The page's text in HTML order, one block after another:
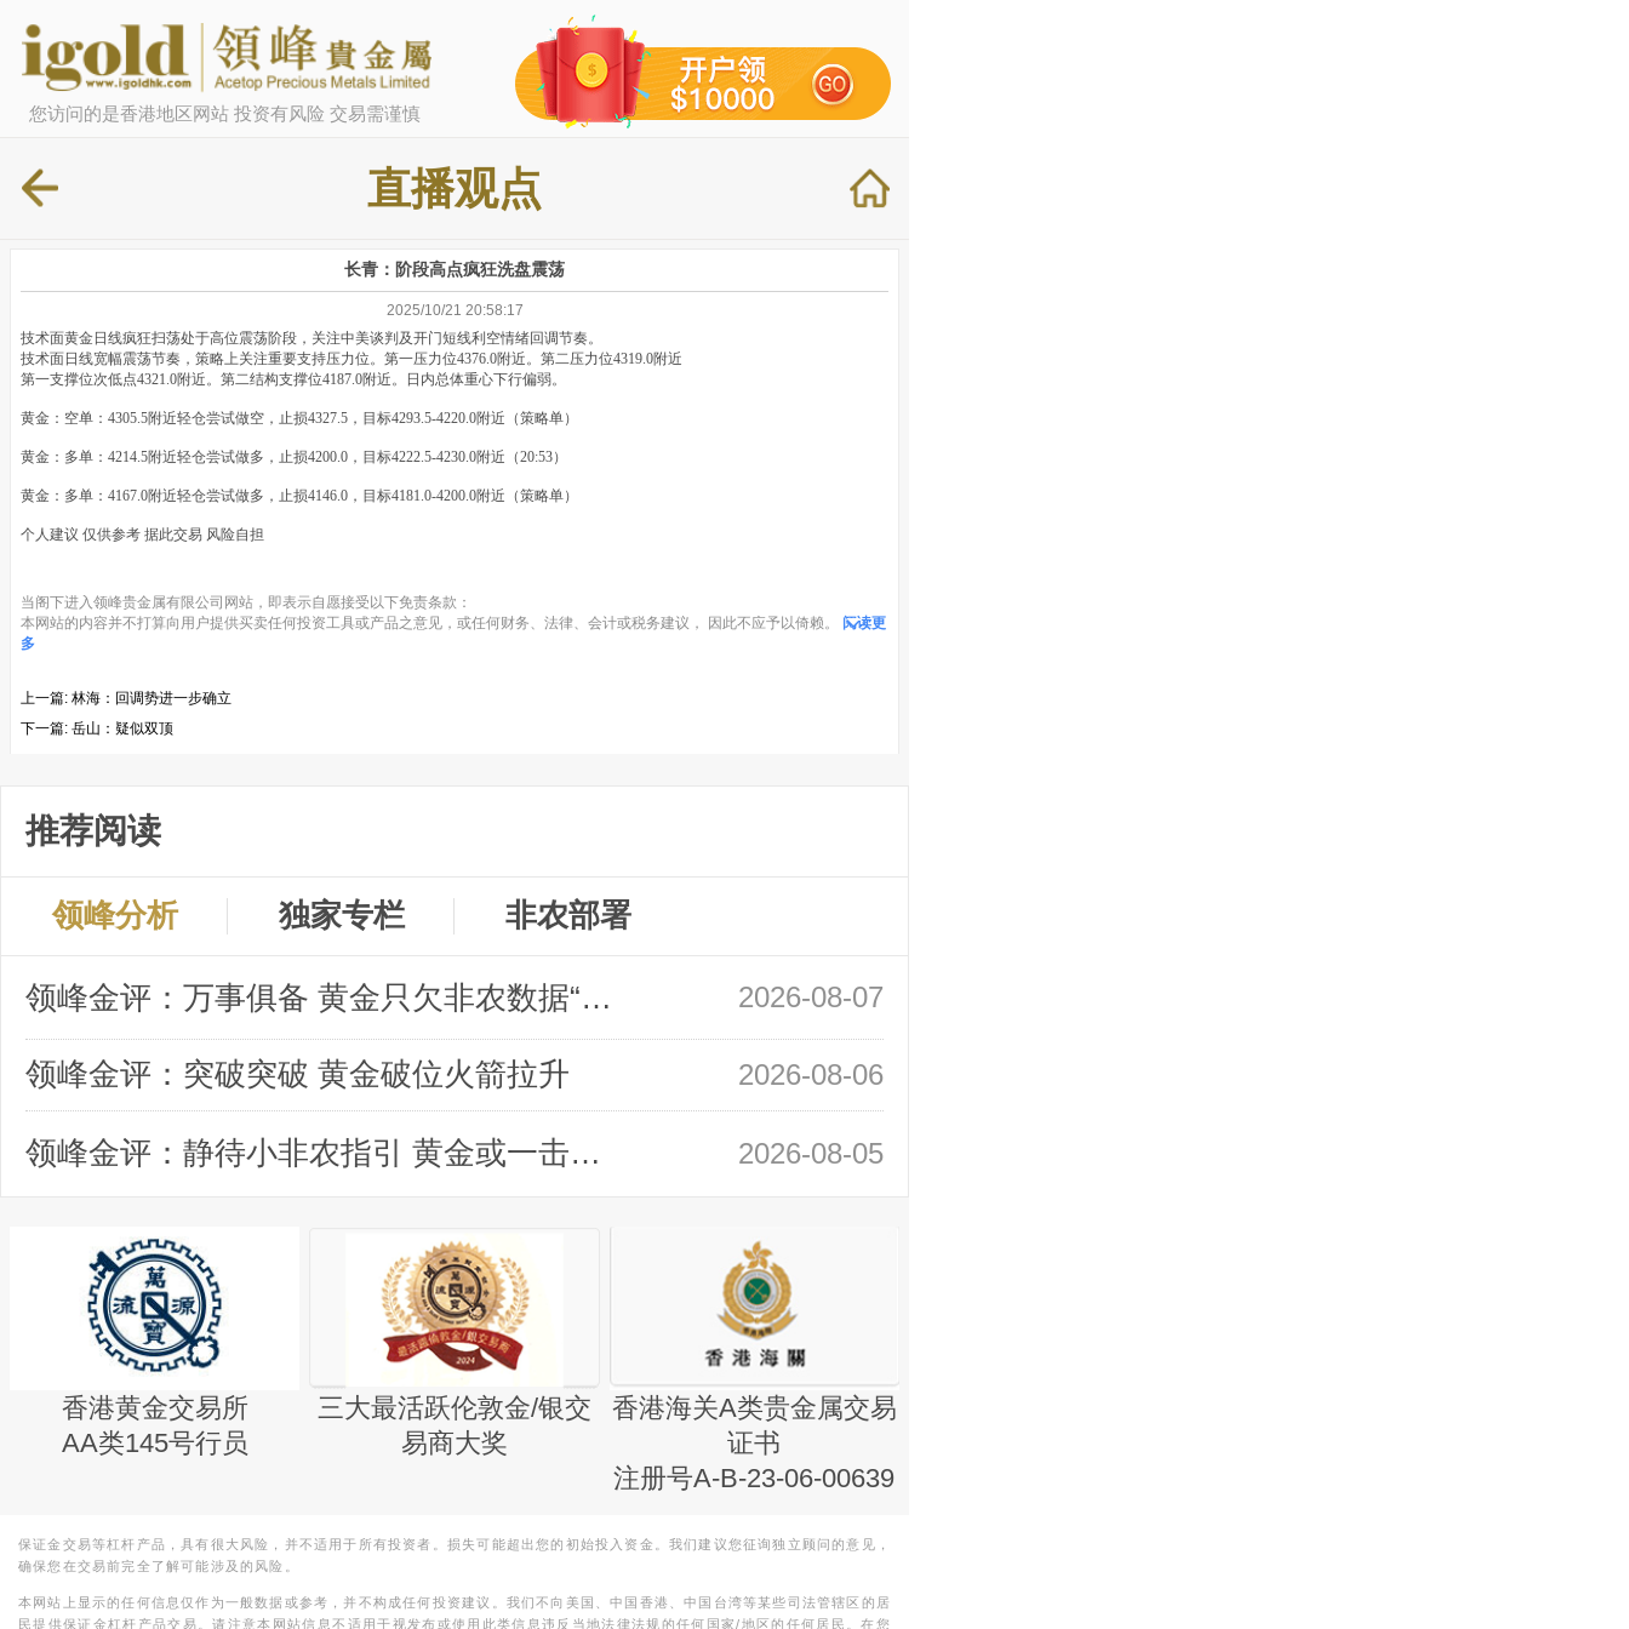
您访问的是香港地区网站 投资有风险 交易需谨慎
直播观点
长青：阶段高点疯狂洗盘震荡
2025/10/21 20:58:17
技术面黄金日线疯狂扫荡处于高位震荡阶段，关注中美谈判及开门短线利空情绪回调节奏。
技术面日线宽幅震荡节奏，策略上关注重要支持压力位。第一压力位4376.0附近。第二压力位4319.0附近
第一支撑位次低点4321.0附近。第二结构支撑位4187.0附近。日内总体重心下行偏弱。
黄金：空单：4305.5附近轻仓尝试做空，止损4327.5，目标4293.5-4220.0附近（策略单）
黄金：多单：4214.5附近轻仓尝试做多，止损4200.0，目标4222.5-4230.0附近（20:53）
黄金：多单：4167.0附近轻仓尝试做多，止损4146.0，目标4181.0-4200.0附近（策略单）
个人建议 仅供参考 据此交易 风险自担
当阁下进入领峰贵金属有限公司网站，即表示自愿接受以下免责条款：
本网站的内容并不打算向用户提供买卖任何投资工具或产品之意见，或任何财务、法律、会计或税务建议， 因此不应予以倚赖。
阅读更
多
上一篇: 林海：回调势进一步确立
下一篇: 岳山：疑似双顶
推荐阅读
领峰分析 独家专栏 非农部署
领峰金评：万事俱备 黄金只欠非农数据“东风” 2026-08-07
领峰金评：突破突破 黄金破位火箭拉升 2026-08-06
领峰金评：静待小非农指引 黄金或一击破局 2026-08-05
香港黄金交易所
AA类145号行员
三大最活跃伦敦金/银交
易商大奖
香港海关A类贵金属交易
证书
注册号A-B-23-06-00639
保证金交易等杠杆产品，具有很大风险，并不适用于所有投资者。损失可能超出您的初始投入资金。我们建议您征询独立顾问的意见，
确保您在交易前完全了解可能涉及的风险。
本网站上显示的任何信息仅作为一般数据或参考，并不构成任何投资建议。我们不向美国、中国香港、中国台湾等某些司法管辖区的居
民提供保证金杠杆产品交易。请注意本网站信息不适用于视发布或使用此类信息违反当地法律法规的任何国家/地区的任何居民。在您